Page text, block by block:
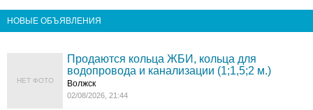
НОВЫЕ ОБЪЯВЛЕНИЯ
НЕТ ФОТО
Продаются кольца ЖБИ, кольца для
водопровода и канализации (1;1,5;2 м.)
Волжск
02/08/2026, 21:44